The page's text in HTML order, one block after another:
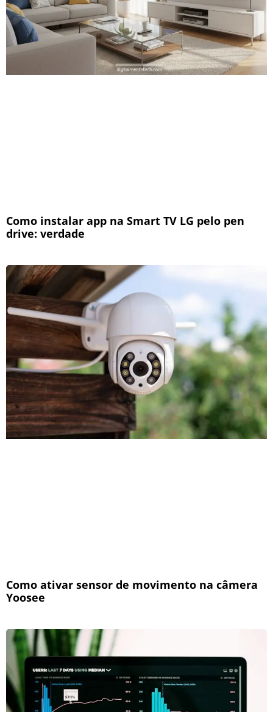
Como instalar app na Smart TV LG pelo pen
drive: verdade
Como ativar sensor de movimento na câmera
Yoosee